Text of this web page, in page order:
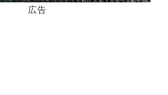
広告